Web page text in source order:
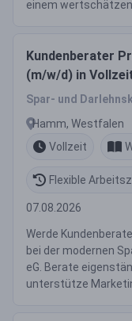
einem
Kundenberater
(m/w/d) in
Spar- und
Hamm, Westfalen
Vollzeit
Flexible
07.08.2026
Werde
bei der modernen
eG. Berate
unterstütze